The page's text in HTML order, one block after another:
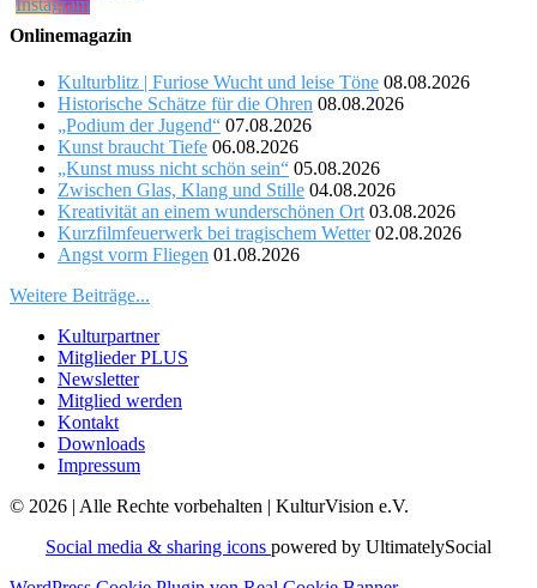
Onlinemagazin
Kulturblitz | Furiose Wucht und leise Töne 08.08.2026
Historische Schätze für die Ohren 08.08.2026
„Podium der Jugend“ 07.08.2026
Kunst braucht Tiefe 06.08.2026
„Kunst muss nicht schön sein“ 05.08.2026
Zwischen Glas, Klang und Stille 04.08.2026
Kreativität an einem wunderschönen Ort 03.08.2026
Kurzfilmfeuerwerk bei tragischem Wetter 02.08.2026
Angst vorm Fliegen 01.08.2026
Weitere Beiträge...
Kulturpartner
Mitglieder PLUS
Newsletter
Mitglied werden
Kontakt
Downloads
Impressum
© 2026 | Alle Rechte vorbehalten | KulturVision e.V.
Social media & sharing icons powered by UltimatelySocial